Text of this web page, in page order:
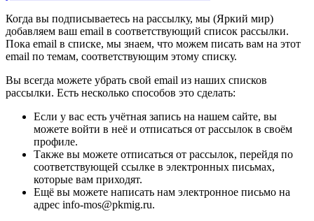
Когда вы подписываетесь на рассылку, мы (Яркий мир)
добавляем ваш email в соответствующий список рассылки.
Пока email в списке, мы знаем, что можем писать вам на этот
email по темам, соответствующим этому списку.
Вы всегда можете убрать свой email из наших списков
рассылки. Есть несколько способов это сделать:
Если у вас есть учётная запись на нашем сайте, вы
можете войти в неё и отписаться от рассылок в своём
профиле.
Также вы можете отписаться от рассылок, перейдя по
соответствующей ссылке в электронных письмах,
которые вам приходят.
Ещё вы можете написать нам электронное письмо на
адрес info-mos@pkmig.ru.